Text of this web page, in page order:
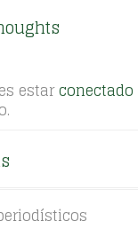
estarconectado